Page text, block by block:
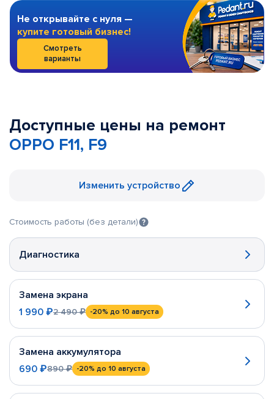
Не открывайте с нуля —
купите готовый бизнес!
Смотреть
варианты
Доступные цены на ремонт
OPPO F11, F9
Изменить устройство
Стоимость работы (без детали)
Диагностика
Замена экрана
1 990 ₽2 490 ₽ -20% до 10 августа
Замена аккумулятора
690 ₽890 ₽ -20% до 10 августа